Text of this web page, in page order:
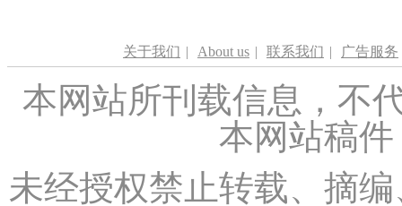
关于我们 | About us | 联系我们 | 广告服务
本网站所刊载信息，不
本网站稿
未经授权禁止转载、摘